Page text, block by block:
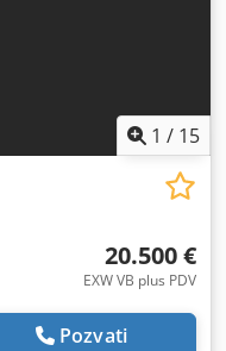
1 / 15
20.500 €
EXW VB plus PDV
Pozvati